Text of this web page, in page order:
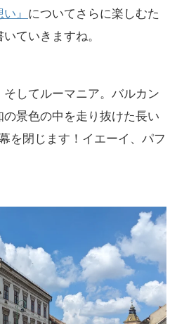
』 についてさらに楽しむた
ていきますね。
してルーマニア。バルカン
景色の中を走り抜けた長い
を閉じます！イエーイ、パフ